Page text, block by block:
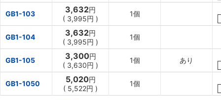
GB1-103 3,632円
( 3,995円 )
1個
GB1-104 3,632円
( 3,995円 )
1個
GB1-105 3,300円
( 3,630円 )
1個 あり
GB1-1050 5,020円
( 5,522円 )
1個